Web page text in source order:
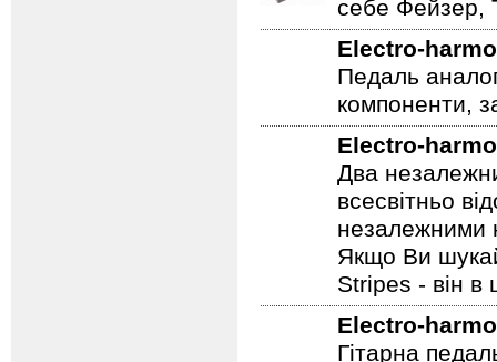
Electro-
Worm - це
себе Фейзер,
Electro-
Педаль
компоненти,
Electro-
Два
всесвітньо
незалежними
Якщо Ви
Stripes - він в